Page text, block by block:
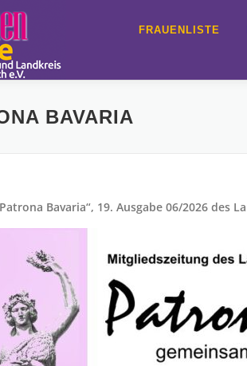
FRAUENLISTE
BAVARIA
Bavaria“, 19. Ausgabe 06/2026 des